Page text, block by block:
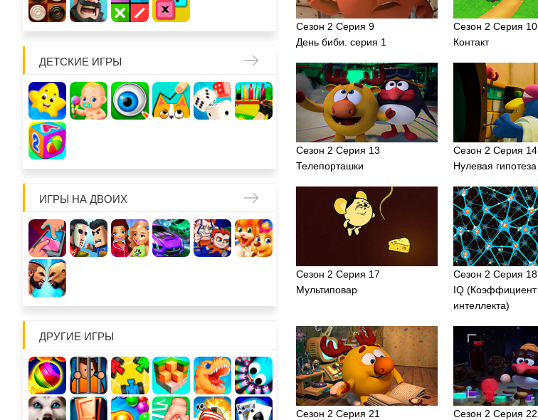
ДЕТСКИЕ ИГРЫ
ИГРЫ НА ДВОИХ
ДРУГИЕ ИГРЫ
Сезон 2 Серия 9
День биби. серия 1
Сезон 2 Серия 10
Контакт
Сезон 2 Серия 13
Телепорташки
Сезон 2 Серия 14
Нулевая гипотеза
Сезон 2 Серия 17
Мультиповар
Сезон 2 Серия 18
IQ (Коэффициент
интеллекта)
Сезон 2 Серия 21
Сезон 2 Серия 22